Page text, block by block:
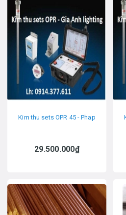
Kim thu sets OPR 45 - Phap
29.500.000₫